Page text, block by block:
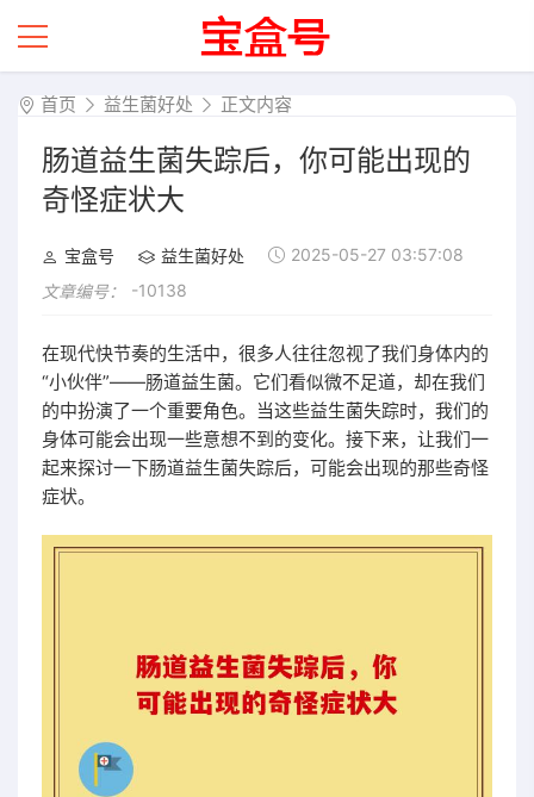
首页 益生菌好处 正文内容
肠道益生菌失踪后，你可能出现的
奇怪症状大
宝盒号 益生菌好处
2025-05-27 03:57:08
文章编号：
-10138
在现代快节奏的生活中，很多人往往忽视了我们身体内的
“小伙伴”——肠道益生菌。它们看似微不足道，却在我们
的中扮演了一个重要角色。当这些益生菌失踪时，我们的
身体可能会出现一些意想不到的变化。接下来，让我们一
起来探讨一下肠道益生菌失踪后，可能会出现的那些奇怪
症状。